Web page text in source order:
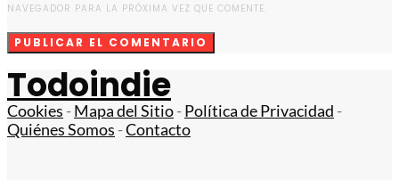
NAVEGADOR PARA LA PRÓXIMA VEZ QUE COMENTE.
Todoindie
Cookies -Mapa del Sitio-Política de Privacidad -
Quiénes Somos -Contacto